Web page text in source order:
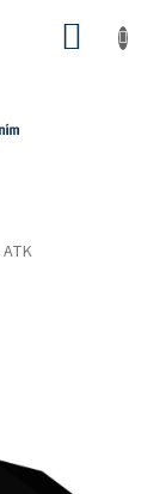
ATK